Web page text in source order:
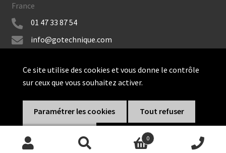
France
01 47 33 87 54
info@gotechnique.com
© GoTechnique 2026
Recherche
Recherche
0
Ce site utilise des cookies et vous donne le contrôle
sur ceux que vous souhaitez activer.
Paramétrer les cookies Tout refuser
Tout accepter